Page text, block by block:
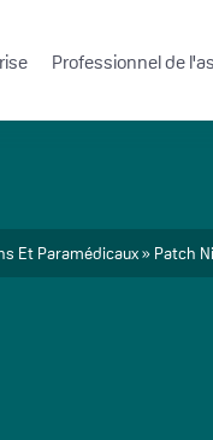
Professionnel de
Et Paramédicaux Patch